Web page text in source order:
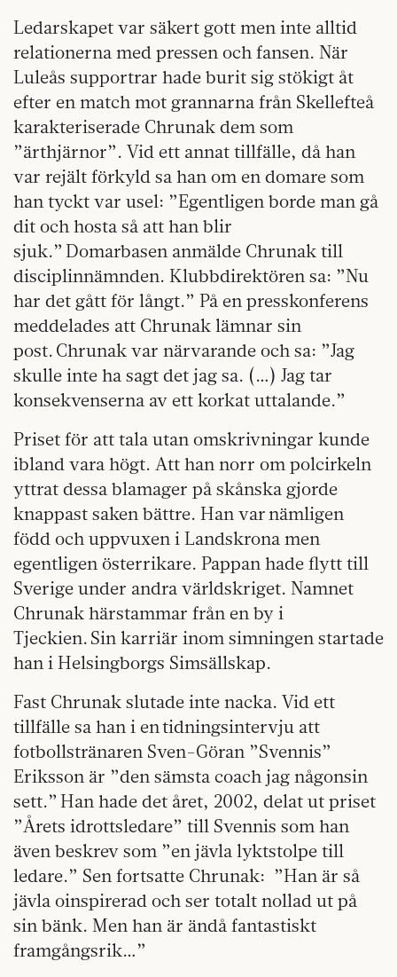
Ledarskapet var säkert gott men inte alltid
relationerna med pressen och fansen. När
Luleås supportrar hade burit sig stökigt åt
efter en match mot grannarna från Skellefteå
karakteriserade Chrunak dem som
”ärthjärnor”. Vid ett annat tillfälle, då han
var rejält förkyld sa han om en domare som
han tyckt var usel: ”Egentligen borde man gå
dit och hosta så att han blir
sjuk.” Domarbasen anmälde Chrunak till
disciplinnämnden. Klubbdirektören sa: ”Nu
har det gått för långt.” På en presskonferens
meddelades att Chrunak lämnar sin
post. Chrunak var närvarande och sa: ”Jag
skulle inte ha sagt det jag sa. (…) Jag tar
konsekvenserna av ett korkat uttalande.”
Priset för att tala utan omskrivningar kunde
ibland vara högt. Att han norr om polcirkeln
yttrat dessa blamager på skånska gjorde
knappast saken bättre. Han var nämligen
född och uppvuxen i Landskrona men
egentligen österrikare. Pappan hade flytt till
Sverige under andra världskriget. Namnet
Chrunak härstammar från en by i
Tjeckien. Sin karriär inom simningen startade
han i Helsingborgs Simsällskap.
Fast Chrunak slutade inte nacka. Vid ett
tillfälle sa han i en tidningsintervju att
fotbollstränaren Sven-Göran ”Svennis”
Eriksson är ”den sämsta coach jag någonsin
sett.” Han hade det året, 2002, delat ut priset
”Årets idrottsledare” till Svennis som han
även beskrev som ”en jävla lyktstolpe till
ledare.” Sen fortsatte Chrunak: ”Han är så
jävla oinspirerad och ser totalt nollad ut på
sin bänk. Men han är ändå fantastiskt
framgångsrik…”